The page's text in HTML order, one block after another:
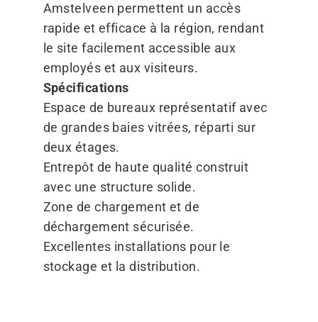
Amstelveen permettent un accès
rapide et efficace à la région, rendant
le site facilement accessible aux
employés et aux visiteurs.
Spécifications
Espace de bureaux représentatif avec
de grandes baies vitrées, réparti sur
deux étages.
Entrepôt de haute qualité construit
avec une structure solide.
Zone de chargement et de
déchargement sécurisée.
Excellentes installations pour le
stockage et la distribution.